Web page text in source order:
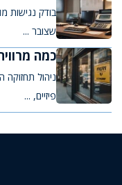
בודק נגישות
שצובר ...
כמה
ניהול תחזוקה
פיזיים, ...